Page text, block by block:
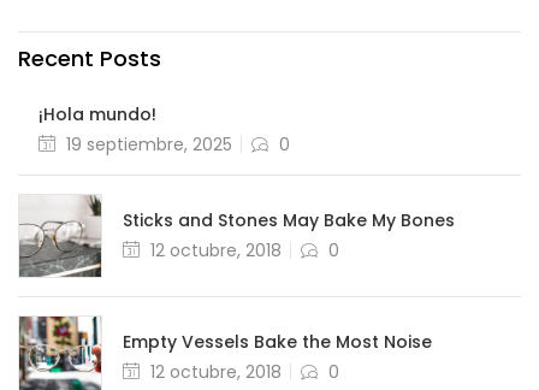
Recent Posts
¡Hola mundo!
Posted
19 septiembre, 2025 0
Sticks and Stones May Bake My Bones
Posted
12 octubre, 2018 0
Empty Vessels Bake the Most Noise
Posted
12 octubre, 2018 0